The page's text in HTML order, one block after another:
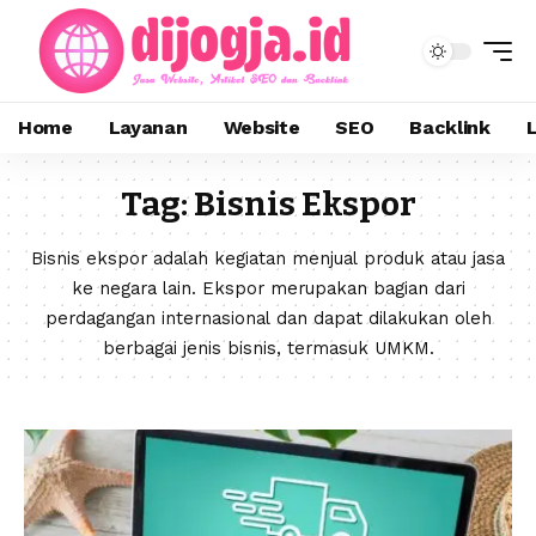
Home Layanan Website SEO Backlink
Tag:Bisnis Ekspor
Bisnis ekspor adalah kegiatan menjual produk atau jasa
ke negara lain. Ekspor merupakan bagian dari
perdagangan internasional dan dapat dilakukan oleh
berbagai jenis bisnis, termasuk UMKM.